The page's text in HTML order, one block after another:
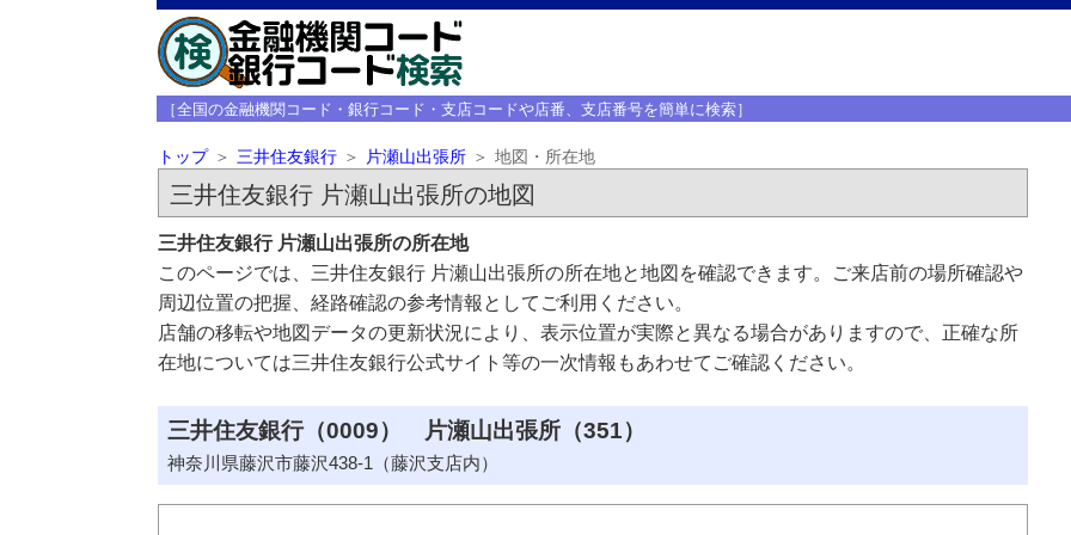
［全国の金融機関コード・銀行コード・支店コードや店番、支店番号を簡単に検索］
トップ 三井住友銀行 片瀬山出張所 地図・所在地
三井住友銀行 片瀬山出張所の地図
三井住友銀行 片瀬山出張所の所在地
このページでは、三井住友銀行 片瀬山出張所の所在地と地図を確認できます。ご来店前の場所確認や
周辺位置の把握、経路確認の参考情報としてご利用ください。
店舗の移転や地図データの更新状況により、表示位置が実際と異なる場合がありますので、正確な所
在地については三井住友銀行公式サイト等の一次情報もあわせてご確認ください。
三井住友銀行（0009） 片瀬山出張所（351）
神奈川県藤沢市藤沢438-1（藤沢支店内）